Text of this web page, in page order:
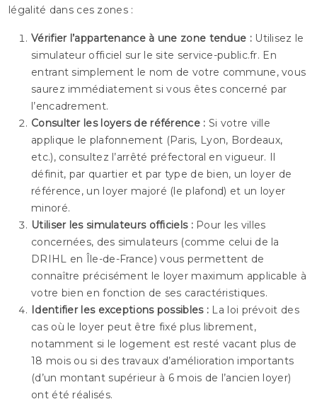
légalité dans ces zones :
Vérifier l’appartenance à une zone tendue :Utilisez le
simulateur officiel sur le site service-public.fr. En
entrant simplement le nom de votre commune, vous
saurez immédiatement si vous êtes concerné par
l’encadrement.
Consulter les loyers de référence : Si votre ville
applique le plafonnement (Paris, Lyon, Bordeaux,
etc.), consultez l’arrêté préfectoral en vigueur. Il
définit, par quartier et par type de bien, un loyer de
référence, un loyer majoré (le plafond) et un loyer
minoré.
Utiliser les simulateurs officiels :Pour les villes
concernées, des simulateurs (comme celui de la
DRIHL en Île-de-France) vous permettent de
connaître précisément le loyer maximum applicable à
votre bien en fonction de ses caractéristiques.
Identifier les exceptions possibles : La loi prévoit des
cas où le loyer peut être fixé plus librement,
notamment si le logement est resté vacant plus de
18 mois ou si des travaux d’amélioration importants
(d’un montant supérieur à 6 mois de l’ancien loyer)
ont été réalisés.